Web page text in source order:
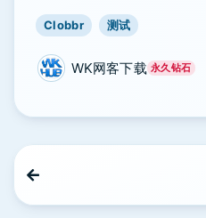
Clobbr 测试
WK网客下载 永久钻石